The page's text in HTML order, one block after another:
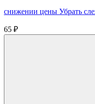
снижении цены Убрать
65 ₽